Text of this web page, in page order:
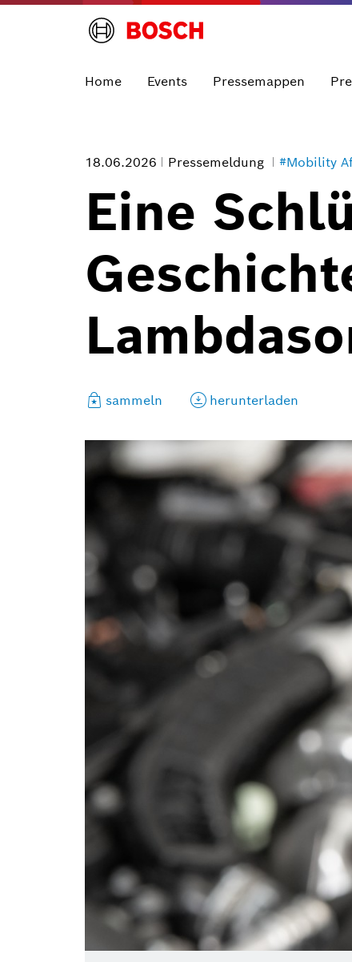
Home Events Pressemappen
18.06.2026 Pressemeldung #Mobility
Eine
sammeln herunterladen